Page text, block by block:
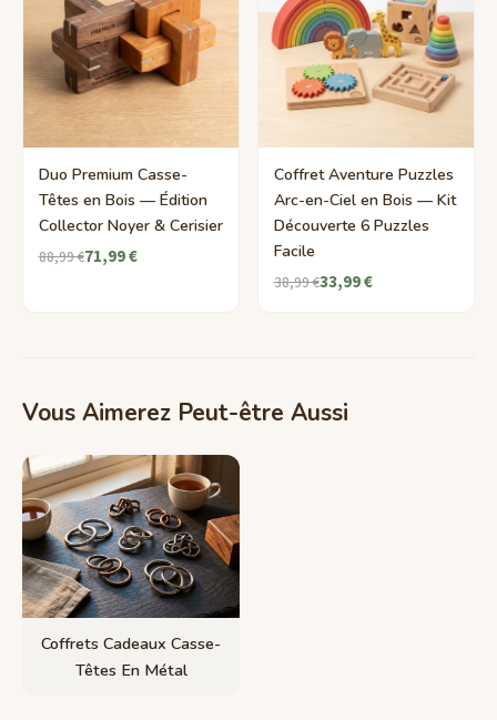
Duo Premium Casse-
Têtes en Bois — Édition
Collector Noyer & Cerisier
88,99 €71,99 €
Coffret Aventure Puzzles
Arc-en-Ciel en Bois — Kit
Découverte 6 Puzzles
Facile
38,99 €33,99 €
Vous Aimerez Peut-être Aussi
Coffrets Cadeaux Casse-
Têtes En Métal